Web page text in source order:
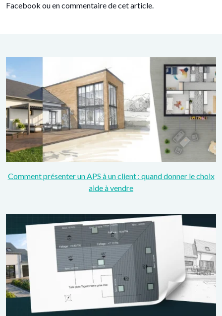
Facebook ou en commentaire de cet article.
Comment présenter un APS à un client : quand donner le choix
aide à vendre